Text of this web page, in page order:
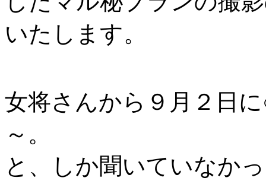
いたします。
女将さんから９月２日
～。
と、しか聞いていなか